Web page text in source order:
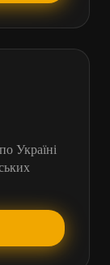
Україні